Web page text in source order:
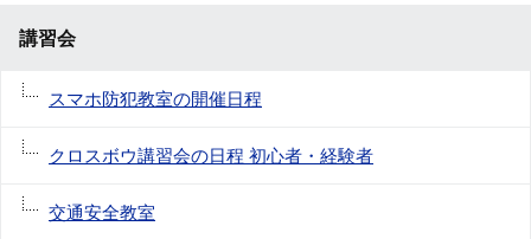
講習会
スマホ防犯教室の開催日程
クロスボウ講習会の日程 初心者・経験者
交通安全教室